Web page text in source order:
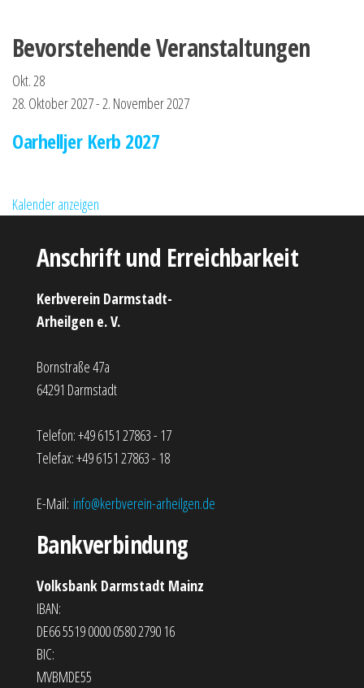
Bevorstehende Veranstaltungen
Okt.28
28. Oktober 2027-2. November 2027
Oarhelljer Kerb 2027
Kalender anzeigen
Anschrift und Erreichbarkeit
Kerbverein Darmstadt-
Arheilgen e. V.
Bornstraße 47a
64291 Darmstadt
Telefon: +49 6151 27863 - 17
Telefax: +49 6151 27863 - 18
E-Mail: info@kerbverein-arheilgen.de
Bankverbindung
Volksbank Darmstadt Mainz
IBAN:
DE66 5519 0000 0580 2790 16
BIC:
MVBMDE55